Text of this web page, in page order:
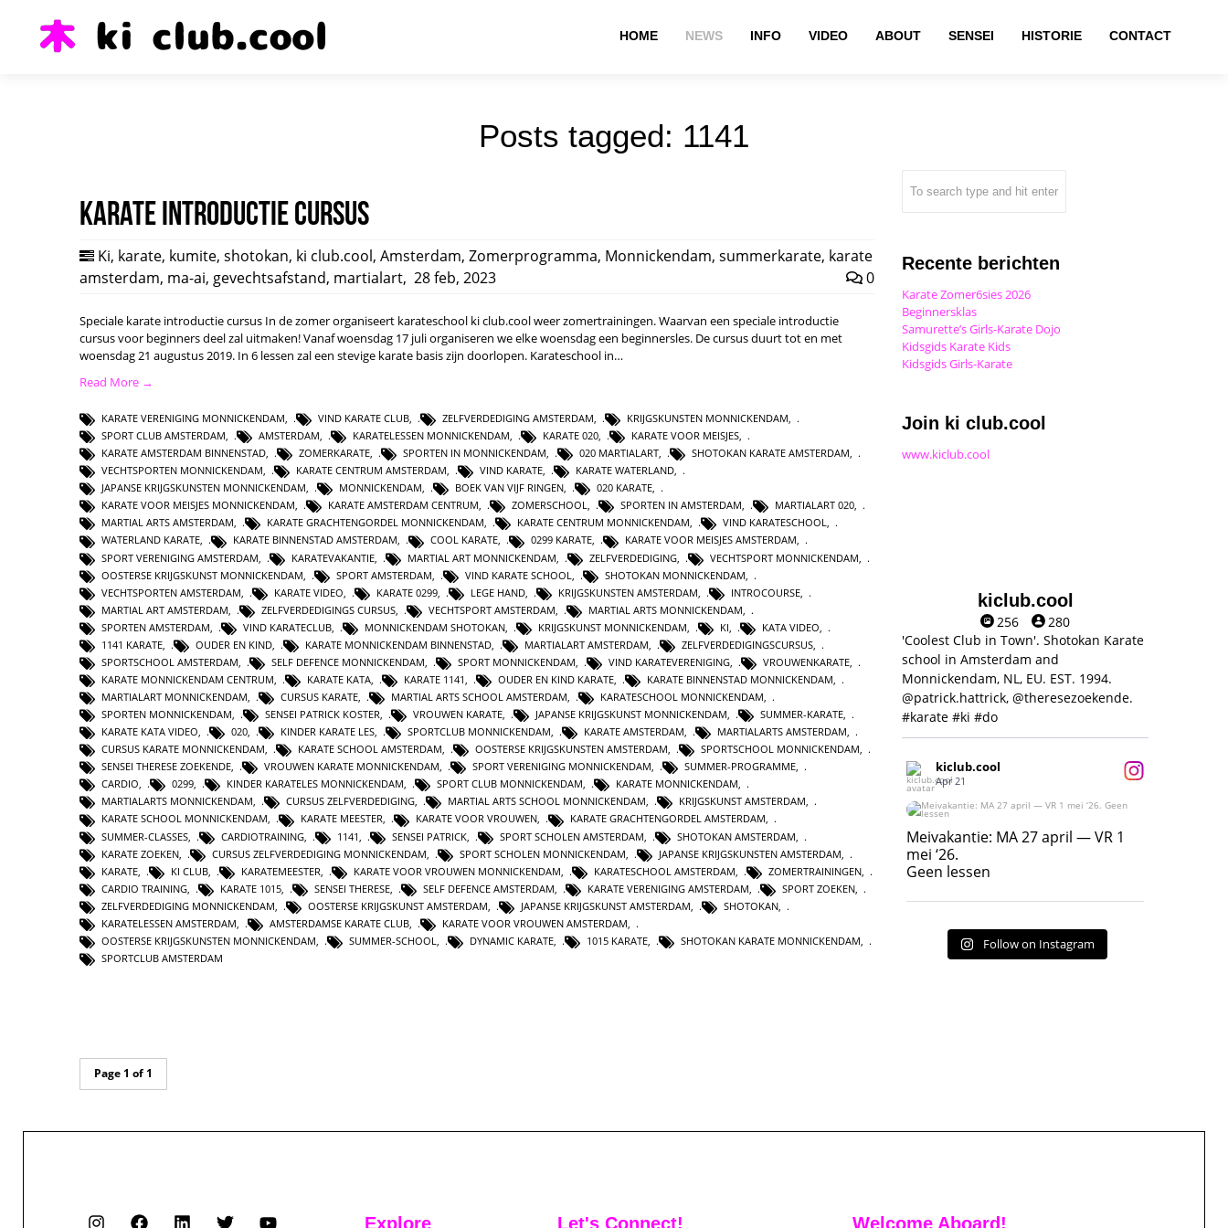
HOME NEWS INFO VIDEO ABOUT SENSEI HISTORIE CONTACT
Posts tagged: 1141
Karate introductie cursus
Ki, karate, kumite, shotokan, ki club.cool, Amsterdam, Zomerprogramma, Monnickendam, summerkarate, karate
amsterdam, ma-ai, gevechtsafstand, martialart, 28 feb, 2023 0
Speciale karate introductie cursus In de zomer organiseert karateschool ki club.cool weer zomertrainingen. Waarvan een speciale introductie
cursus voor beginners deel zal uitmaken! Vanaf woensdag 17 juli organiseren we elke woensdag een beginnersles. De cursus duurt tot en met
woensdag 21 augustus 2019. In 6 lessen zal een stevige karate basis zijn doorlopen. Karateschool in…
Read More →
KARATE VERENIGING MONNICKENDAM, VIND KARATE CLUB, ZELFVERDEDIGING AMSTERDAM, KRIJGSKUNSTEN MONNICKENDAM,
SPORT CLUB AMSTERDAM, AMSTERDAM, KARATELESSEN MONNICKENDAM, KARATE 020, KARATE VOOR MEISJES,
KARATE AMSTERDAM BINNENSTAD, ZOMERKARATE, SPORTEN IN MONNICKENDAM, 020 MARTIALART, SHOTOKAN KARATE AMSTERDAM,
VECHTSPORTEN MONNICKENDAM, KARATE CENTRUM AMSTERDAM, VIND KARATE, KARATE WATERLAND,
JAPANSE KRIJGSKUNSTEN MONNICKENDAM, MONNICKENDAM, BOEK VAN VIJF RINGEN, 020 KARATE,
KARATE VOOR MEISJES MONNICKENDAM, KARATE AMSTERDAM CENTRUM, ZOMERSCHOOL, SPORTEN IN AMSTERDAM, MARTIALART 020,
MARTIAL ARTS AMSTERDAM, KARATE GRACHTENGORDEL MONNICKENDAM, KARATE CENTRUM MONNICKENDAM, VIND KARATESCHOOL,
WATERLAND KARATE, KARATE BINNENSTAD AMSTERDAM, COOL KARATE, 0299 KARATE, KARATE VOOR MEISJES AMSTERDAM,
SPORT VERENIGING AMSTERDAM
KARATEVAKANTIE MARTIAL ART MONNICKENDAM ZELFVERDEDIGING VECHTSPORT MONNICKENDAM
OOSTERSE KRIJGSKUNST MONNICKENDAM
SPORT AMSTERDAM VIND KARATE SCHOOL SHOTOKAN MONNICKENDAM
VECHTSPORTEN AMSTERDAM
KARATE VIDEO KARATE 0299 LEGE HAND KRIJGSKUNSTEN AMSTERDAM INTROCOURSE
MARTIAL ART AMSTERDAM
ZELFVERDEDIGINGS CURSUS VECHTSPORT AMSTERDAM MARTIAL ARTS MONNICKENDAM
SPORTEN AMSTERDAM
VIND KARATECLUB MONNICKENDAM SHOTOKAN KRIJGSKUNST MONNICKENDAM KI KATA VIDEO
1141 KARATE
OUDER EN KIND KARATE MONNICKENDAM BINNENSTAD MARTIALART AMSTERDAM ZELFVERDEDIGINGSCURSUS
SPORTSCHOOL AMSTERDAM
SELF DEFENCE MONNICKENDAM SPORT MONNICKENDAM VIND KARATEVERENIGING VROUWENKARATE
KARATE MONNICKENDAM CENTRUM
KARATE KATA KARATE 1141 OUDER EN KIND KARATE KARATE BINNENSTAD MONNICKENDAM
MARTIALART MONNICKENDAM, CURSUS KARATE, MARTIAL ARTS SCHOOL AMSTERDAM, KARATESCHOOL MONNICKENDAM,
SPORTEN MONNICKENDAM, SENSEI PATRICK KOSTER, VROUWEN KARATE, JAPANSE KRIJGSKUNST MONNICKENDAM, SUMMER-KARATE,
KARATE KATA VIDEO, 020, KINDER KARATE LES, SPORTCLUB MONNICKENDAM, KARATE AMSTERDAM, MARTIALARTS AMSTERDAM,
CURSUS KARATE MONNICKENDAM, KARATE SCHOOL AMSTERDAM, OOSTERSE KRIJGSKUNSTEN AMSTERDAM, SPORTSCHOOL MONNICKENDAM,
SENSEI THERESE ZOEKENDE, VROUWEN KARATE MONNICKENDAM, SPORT VERENIGING MONNICKENDAM, SUMMER-PROGRAMME,
CARDIO, 0299, KINDER KARATELES MONNICKENDAM, SPORT CLUB MONNICKENDAM, KARATE MONNICKENDAM,
MARTIALARTS MONNICKENDAM, CURSUS ZELFVERDEDIGING, MARTIAL ARTS SCHOOL MONNICKENDAM, KRIJGSKUNST AMSTERDAM,
KARATE SCHOOL MONNICKENDAM, KARATE MEESTER, KARATE VOOR VROUWEN, KARATE GRACHTENGORDEL AMSTERDAM,
SUMMER-CLASSES
CARDIOTRAINING 1141 SENSEI PATRICK SPORT SCHOLEN AMSTERDAM SHOTOKAN AMSTERDAM
KARATE ZOEKEN
CURSUS ZELFVERDEDIGING MONNICKENDAM SPORT SCHOLEN MONNICKENDAM JAPANSE KRIJGSKUNSTEN AMSTERDAM
KARATE
KI CLUB KARATEMEESTER KARATE VOOR VROUWEN MONNICKENDAM KARATESCHOOL AMSTERDAM ZOMERTRAININGEN
CARDIO TRAINING
KARATE 1015 SENSEI THERESE SELF DEFENCE AMSTERDAM KARATE VERENIGING AMSTERDAM SPORT ZOEKEN
ZELFVERDEDIGING MONNICKENDAM
OOSTERSE KRIJGSKUNST AMSTERDAM JAPANSE KRIJGSKUNST AMSTERDAM SHOTOKAN
KARATELESSEN AMSTERDAM
AMSTERDAMSE KARATE CLUB KARATE VOOR VROUWEN AMSTERDAM
OOSTERSE KRIJGSKUNSTEN MONNICKENDAM
SUMMER-SCHOOL DYNAMIC KARATE 1015 KARATE SHOTOKAN KARATE MONNICKENDAM
SPORTCLUB AMSTERDAM
Page 1 of 1
Recente berichten
Karate Zomer6sies 2026
Beginnersklas
Samurette’s Girls-Karate Dojo
Kidsgids Karate Kids
Kidsgids Girls-Karate
Join ki club.cool
www.kiclub.cool
kiclub.cool
256
280
'Coolest Club in Town'. Shotokan Karate
school in Amsterdam and
Monnickendam, NL, EU. EST. 1994.
@patrick.hattrick, @theresezoekende.
#karate #ki #do
kiclub.cool
Apr 21
Meivakantie: MA 27 april — VR 1 mei ‘26.
Geen lessen
17
Meivakantie: MA 27 april — VR 1
mei ‘26.
Geen lessen
Follow on Instagram
Explore Let's Connect! Welcome Aboard!